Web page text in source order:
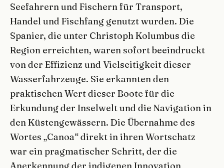
Seefahrern und Fischern für Transport,
Handel und Fischfang genutzt wurden. Die
Spanier, die unter Christoph Kolumbus die
Region erreichten, waren sofort beeindruckt
von der Effizienz und Vielseitigkeit dieser
Wasserfahrzeuge. Sie erkannten den
praktischen Wert dieser Boote für die
Erkundung der Inselwelt und die Navigation in
den Küstengewässern. Die Übernahme des
Wortes „Canoa“ direkt in ihren Wortschatz
war ein pragmatischer Schritt, der die